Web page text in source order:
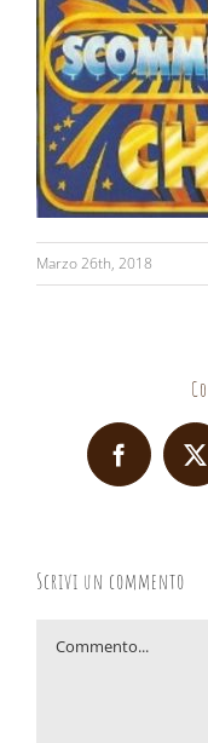
Marzo 26th, 2018
Facebook
X
Scrivi un commento